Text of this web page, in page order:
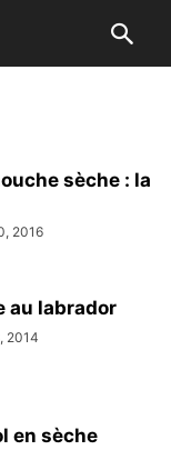
sèche : la
2016
au labrador
2014
en sèche